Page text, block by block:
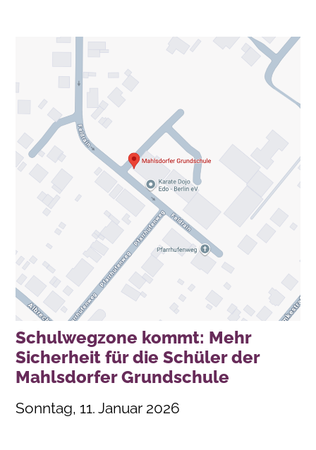
Schulwegzone kommt: Mehr
Sicherheit für die Schüler der
Mahlsdorfer Grundschule
Sonntag, 11. Januar 2026